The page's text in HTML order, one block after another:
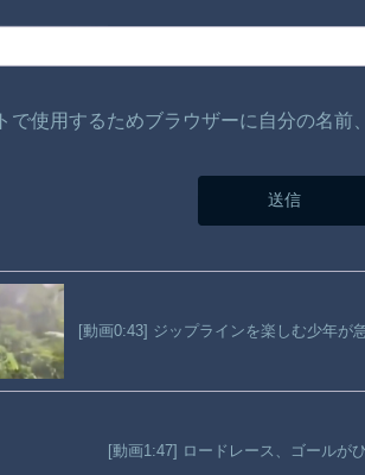
で使用するためブラウザーに自分の名
[動画0:43] ジップラインを楽しむ少年が
[動画1:47] ロードレース、ゴールが